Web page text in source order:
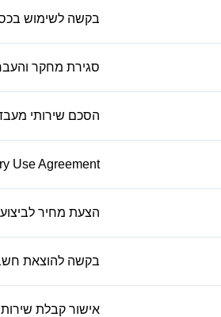
בקשה לשימוש
סגירת מחקר
הסכם שירותי
Use Agreement
הצעת מחיר
בקשה להוצאת
אישור קבלת